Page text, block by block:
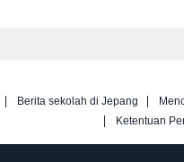
Berita sekolah di Jepang
Ketentuan